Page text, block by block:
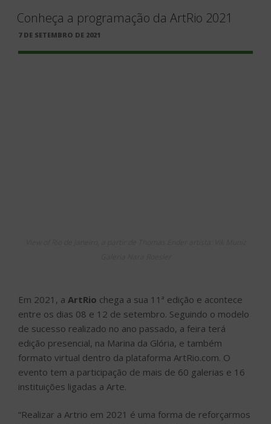
Conheça a programação da ArtRio 2021
PUBLICADO
7 DE SETEMBRO DE 2021
todos os protocolos indicados pelos órgãos
competentes com foco a proporcionar uma experiência
segura para nossos visitantes e também para toda a
equipe de profissionais que trabalha para fazer a ArtRio
acontecer”, reforça Brenda Valansi, presidente da
ArtRio.
da arte brasileira, do trabalho de galerias e artistas. Ao